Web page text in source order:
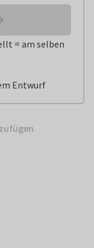
= am selben
Entwurf